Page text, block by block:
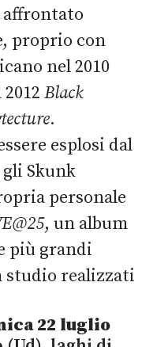
affrontato
proprio con
nel 2010
Black
.
esplosi dal
Skunk
personale
, un album
più grandi
studio realizzati
22 luglio